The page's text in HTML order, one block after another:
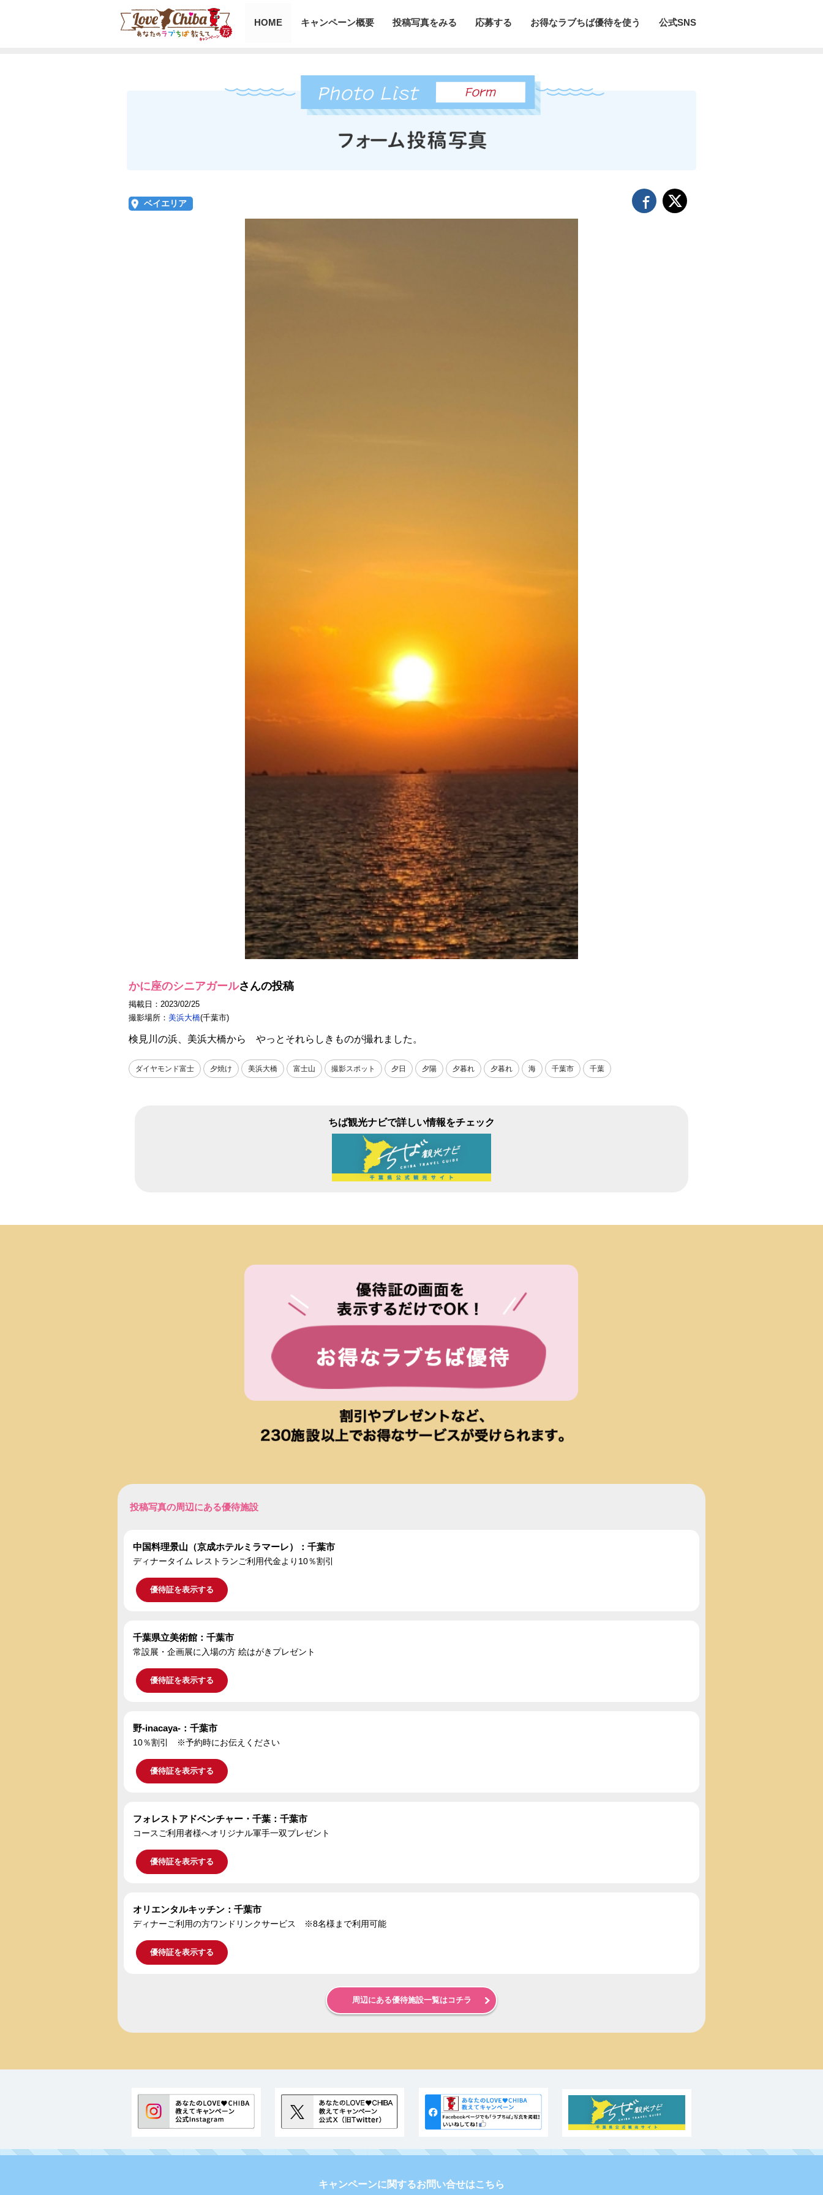
HOME キャンペーン概要 投稿写真をみる 応募する お得なラブちば優待を使う 公式SNS
ベイエリア
かに座のシニアガールさんの投稿
掲載日：2023/02/25
撮影場所： 美浜大橋(千葉市)
検見川の浜、美浜大橋から やっとそれらしきものが撮れました。
ダイヤモンド富士 夕焼け 美浜大橋 富士山 撮影スポット 夕日 夕陽 夕暮れ 夕暮れ 海 千葉市 千葉
ちば観光ナビで詳しい情報をチェック
投稿写真の周辺にある優待施設
中国料理景山（京成ホテルミラマーレ）：千葉市
ディナータイム レストランご利用代金より10％割引
優待証を表示する
千葉県立美術館：千葉市
常設展・企画展に入場の方 絵はがきプレゼント
優待証を表示する
野-inacaya-：千葉市
10％割引 ※予約時にお伝えください
優待証を表示する
フォレストアドベンチャー・千葉：千葉市
コースご利用者様へオリジナル軍手一双プレゼント
優待証を表示する
オリエンタルキッチン：千葉市
ディナーご利用の方ワンドリンクサービス ※8名様まで利用可能
優待証を表示する
周辺にある優待施設一覧はコチラ
キャンペーンに関するお問い合せはこちら